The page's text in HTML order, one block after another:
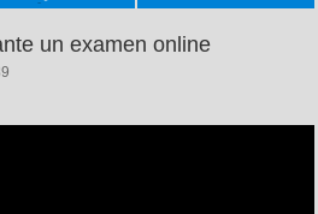
un examen online